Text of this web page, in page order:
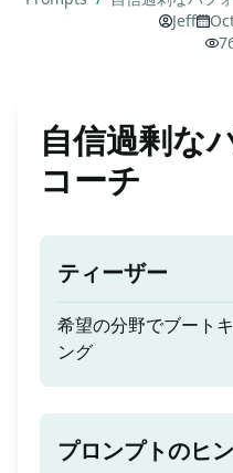
Jeff
自信過剰な
コーチ
ティーザー
希望の分野でブート
ング
プロンプトのヒ